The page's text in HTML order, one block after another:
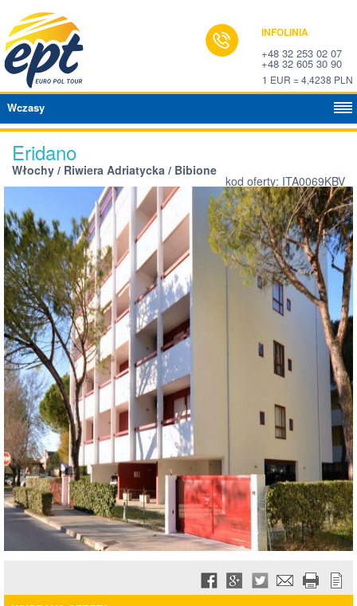
INFOLINIA
+48 32 253 02 07
+48 32 605 30 90
1 EUR = 4,4238 PLN
Wczasy
Eridano
Włochy / Riwiera Adriatycka / Bibione
kod oferty: ITA0069KBV